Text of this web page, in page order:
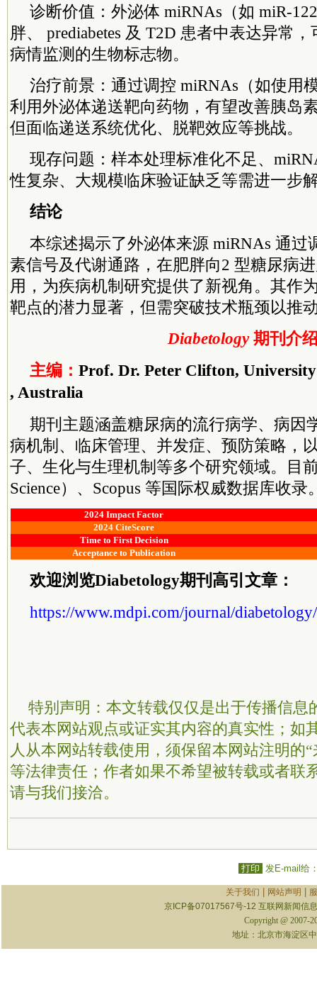
诊断价值：外泌体 miRNAs（如 miR-
胖、 prediabetes 及 T2D 患者中表达异常
病情监测的生物标志物。
治疗前景：通过调控 miRNAs（如使用
利用外泌体递送靶向药物，有望改善胰岛
但面临递送系统优化、脱靶效应等挑战。
现存问题：样本处理标准化不足、
性复杂、大规模临床验证缺乏等需进一步
结论
本综述揭示了外泌体来源 miRNAs 通过
素信号及代谢通路，在肥胖向2 型糖尿病
用，为疾病机制研究提供了新视角。其作
靶点的潜力显著，但需突破技术瓶颈以推
Diabetology期刊介
主编： Prof. Dr. Peter Clifton,
, Australia
期刊主题涵盖糖尿病的流行病学、病因
病机制、临床管理、并发症、预防策略，
子、生化与生理机制等多个研究领域。目
Science）、Scopus 等国际权威数据库收录
2024 Impact Factor
2024 CiteScore
Time to First Decision
Acceptance to Publication
欢迎浏览Diabetology期刊高引文章：
https://www.mdpi.com/journal/
特别声明：本文转载仅仅是出于传播信息
代表本网站观点或证实其内容的真实性；如
人从本网站转载使用，须保留本网站注明的
等法律责任；作者如果不希望被转载或者联
请与我们接洽。
打印 发E-mail给
关于我们 网站声明
京ICP备07017567号-12 互联网新闻信
Copyright @ 2007-
地址：北京市海淀区